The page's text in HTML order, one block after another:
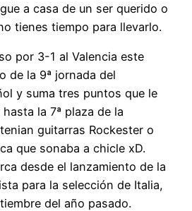
a casa de un ser querido o
tienes tiempo para llevarlo.
por 3-1 al Valencia este
de la 9ª jornada del
y suma tres puntos que le
la 7ª plaza de la
guitarras Rockester o
que sonaba a chicle xD.
desde el lanzamiento de la
para la selección de Italia,
del año pasado.